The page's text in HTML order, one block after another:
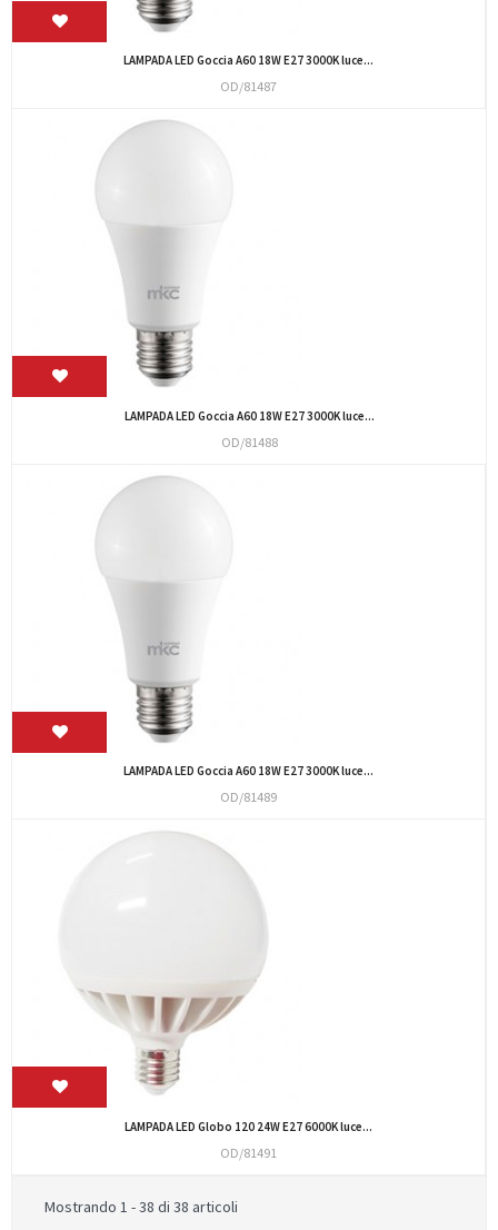
LAMPADA LED Goccia A60 18W E27 3000K luce...
OD/81487
LAMPADA LED Goccia A60 18W E27 3000K luce...
OD/81488
LAMPADA LED Goccia A60 18W E27 3000K luce...
OD/81489
LAMPADA LED Globo 120 24W E27 6000K luce...
OD/81491
Mostrando 1 - 38 di 38 articoli